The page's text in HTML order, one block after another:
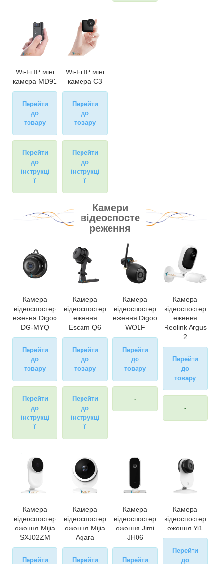
Wi-Fi IP міні
камера MD91
Перейти
до
товару
Перейти
до
інструкці
ї
Wi-Fi IP міні
камера C3
Перейти
до
товару
Перейти
до
інструкці
ї
Камери
відеоспосте
реження
Камера
відеоспостер
еження Digoo
DG-MYQ
Перейти
до
товару
Перейти
до
інструкці
ї
Камера
відеоспостер
еження
Escam Q6
Перейти
до
товару
Перейти
до
інструкці
ї
Камера
відеоспостер
еження Digoo
WO1F
Перейти
до
товару
-
Камера
відеоспостер
еження
Reolink Argus
2
Перейти
до
товару
-
Камера
відеоспостер
еження Mijia
SXJ02ZM
Перейти
Камера
відеоспостер
еження Mijia
Aqara
Перейти
Камера
відеоспостер
еження Jimi
JH06
Перейти
Камера
відеоспостер
еження Yi1
Перейти
до